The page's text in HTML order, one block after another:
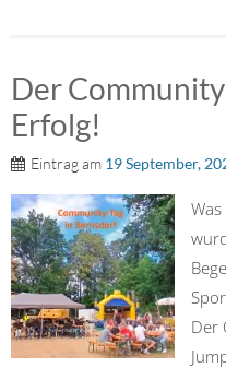
Der
Erfolg!
Eintrag am 19 September,
Der